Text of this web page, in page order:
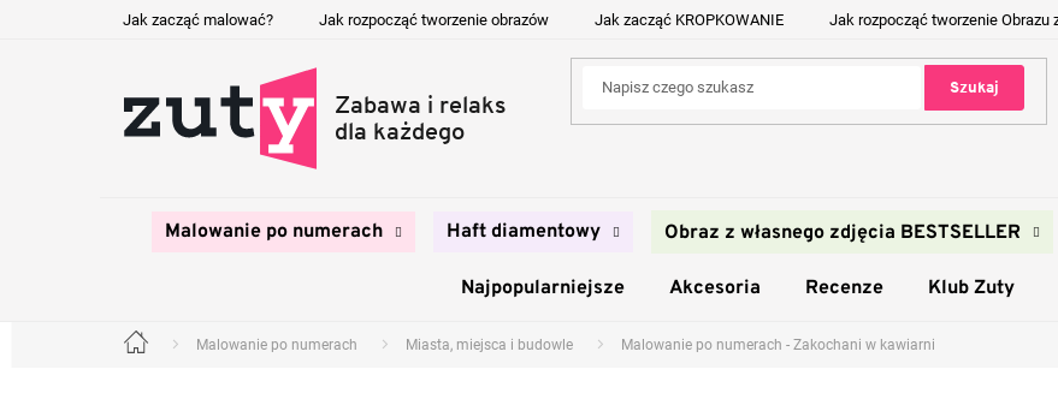
Jak zacząć malować? Jak rozpocząć tworzenie obrazów Jak zacząć KROPKOWANIE Jak rozpocząć tworzenie Obrazu
Szukaj
Malowanie po numerach Haft diamentowy Obraz z własnego zdjęcia BESTSELLER
Najpopularniejsze Akcesoria Recenze Klub Zuty
Home Malowanie po numerach Miasta, miejsca i budowle Malowanie po numerach - Zakochani w kawiarni